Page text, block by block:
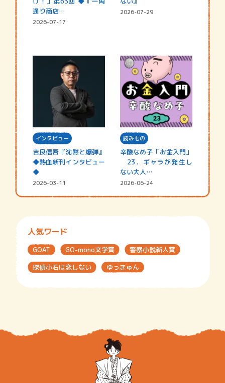
通り商店…
2026-07-17
2026-07-29
インタビュー
吉良信吾『沈黙と爆弾』
◆熱血新刊インタビュー
◆
2026-03-11
読みもの
辛酸なめ子「お金入門」
23．ギャラが発生し
ない大人…
2026-06-24
人気ワード
GOAT GO-mono文学賞
警察小説新人賞
探偵小石は恋しない
ゆっきゅん